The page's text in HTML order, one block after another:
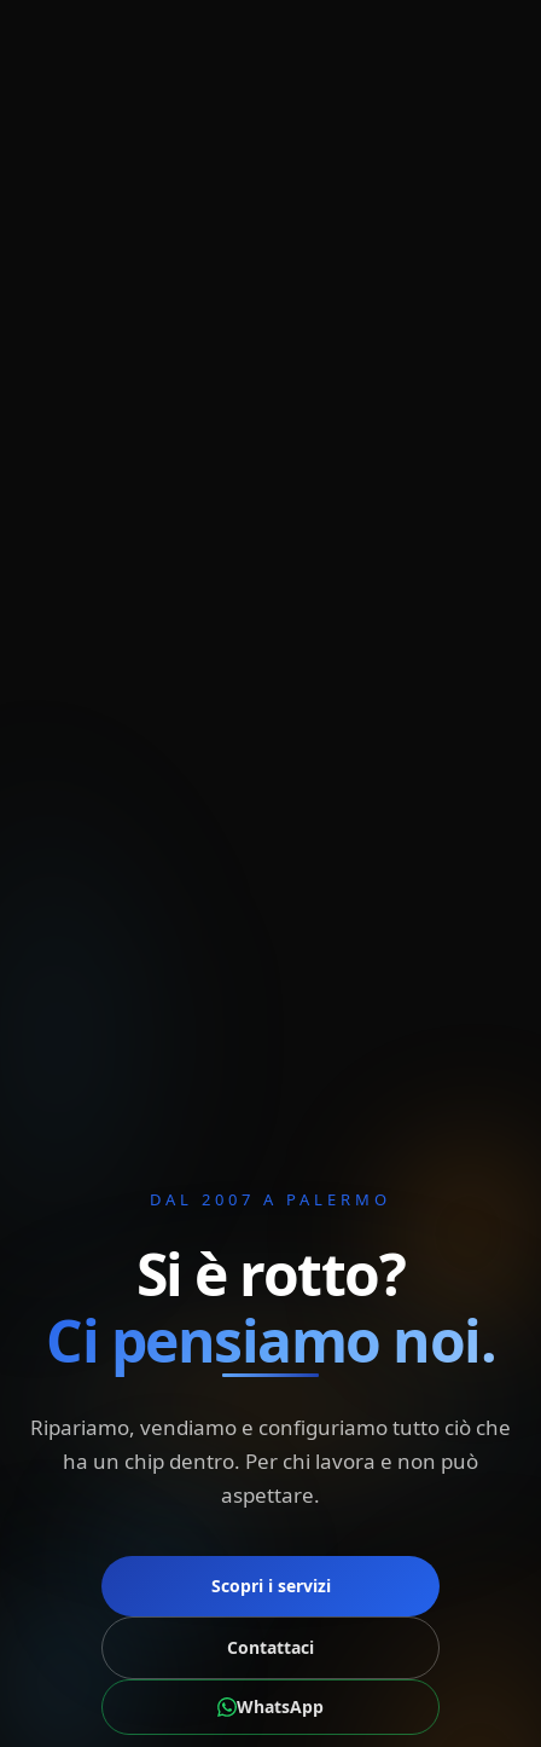
DAL 2007 A PALERMO
Si è rotto?
Ci pensiamo noi.
Ripariamo, vendiamo e configuriamo tutto ciò che
ha un chip dentro. Per chi lavora e non può
aspettare.
Scopri i servizi
Contattaci
WhatsApp